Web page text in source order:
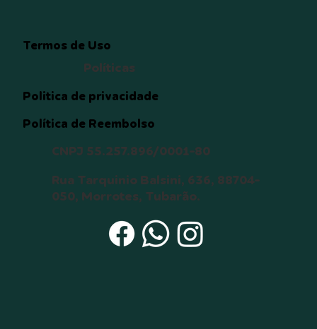
Termos de Uso
Política de Reembolso
Politica de privacidade
Políticas
CNPJ 55.257.896/0001-80
Rua Tarquinio Balsini, 636, 88704-
050, Morrotes, Tubarão.